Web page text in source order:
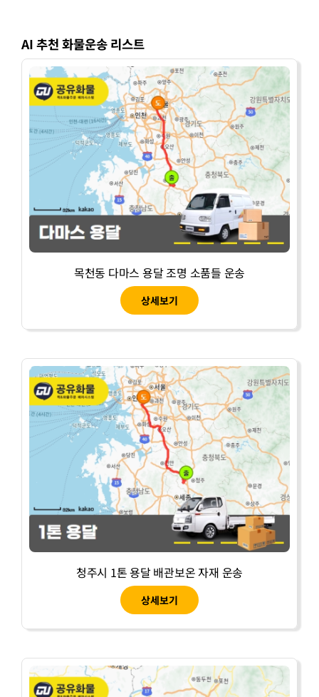
AI 추천 화물운송 리스트
목천동 다마스 용달 조명 소품들 운송
상세보기
청주시 1톤 용달 배관보온 자재 운송
상세보기